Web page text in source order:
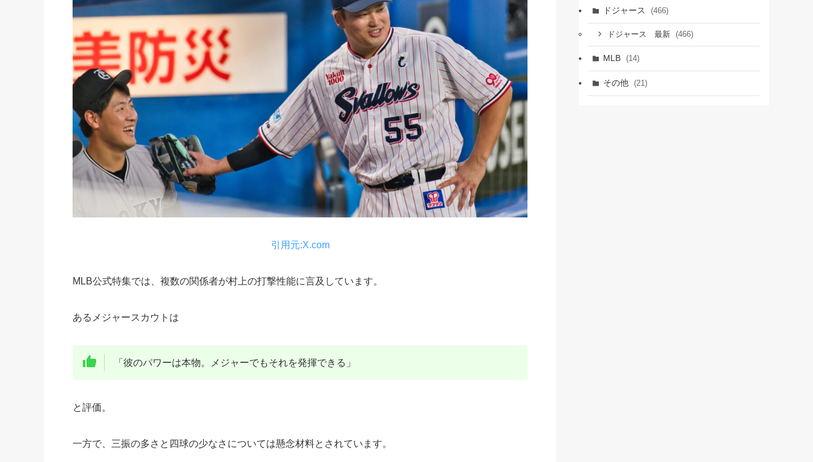
引用元:X.com
MLB公式特集では、複数の関係者が村上の打撃性能に言及しています。
あるメジャースカウトは
「彼のパワーは本物。メジャーでもそれを発揮できる」
と評価。
一方で、三振の多さと四球の少なさについては懸念材料とされています。
ドジャース (466)
ドジャース 最新 (466)
MLB (14)
その他 (21)